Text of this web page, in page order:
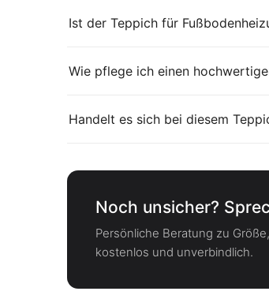
Ist der Teppich für
Wie pflege ich einen
Handelt es sich bei diesem
Noch unsicher?
Persönliche Beratung zu
kostenlos und unverbindlich.